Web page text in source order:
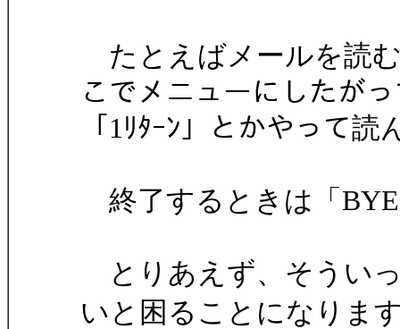
たとえばメールを読
こでメニューにしたが
「1ﾘﾀｰﾝ」とかやって
終了するときは「BYE
とりあえず、そうい
いと困ることになりま